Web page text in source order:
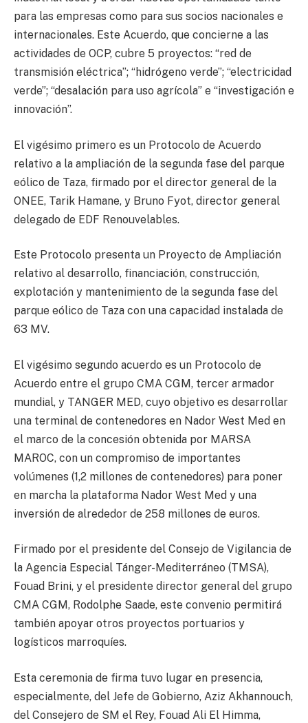
para las empresas como para sus socios nacionales e
internacionales. Este Acuerdo, que concierne a las
actividades de OCP, cubre 5 proyectos: “red de
transmisión eléctrica”; “hidrógeno verde”; “electricidad
verde”; “desalación para uso agrícola” e “investigación e
innovación”.
El vigésimo primero es un Protocolo de Acuerdo
relativo a la ampliación de la segunda fase del parque
eólico de Taza, firmado por el director general de la
ONEE, Tarik Hamane, y Bruno Fyot, director general
delegado de EDF Renouvelables.
Este Protocolo presenta un Proyecto de Ampliación
relativo al desarrollo, financiación, construcción,
explotación y mantenimiento de la segunda fase del
parque eólico de Taza con una capacidad instalada de
63 MV.
El vigésimo segundo acuerdo es un Protocolo de
Acuerdo entre el grupo CMA CGM, tercer armador
mundial, y TANGER MED, cuyo objetivo es desarrollar
una terminal de contenedores en Nador West Med en
el marco de la concesión obtenida por MARSA
MAROC, con un compromiso de importantes
volúmenes (1,2 millones de contenedores) para poner
en marcha la plataforma Nador West Med y una
inversión de alrededor de 258 millones de euros.
Firmado por el presidente del Consejo de Vigilancia de
la Agencia Especial Tánger-Mediterráneo (TMSA),
Fouad Brini, y el presidente director general del grupo
CMA CGM, Rodolphe Saade, este convenio permitirá
también apoyar otros proyectos portuarios y
logísticos marroquíes.
Esta ceremonia de firma tuvo lugar en presencia,
especialmente, del Jefe de Gobierno, Aziz Akhannouch,
del Consejero de SM el Rey, Fouad Ali El Himma,